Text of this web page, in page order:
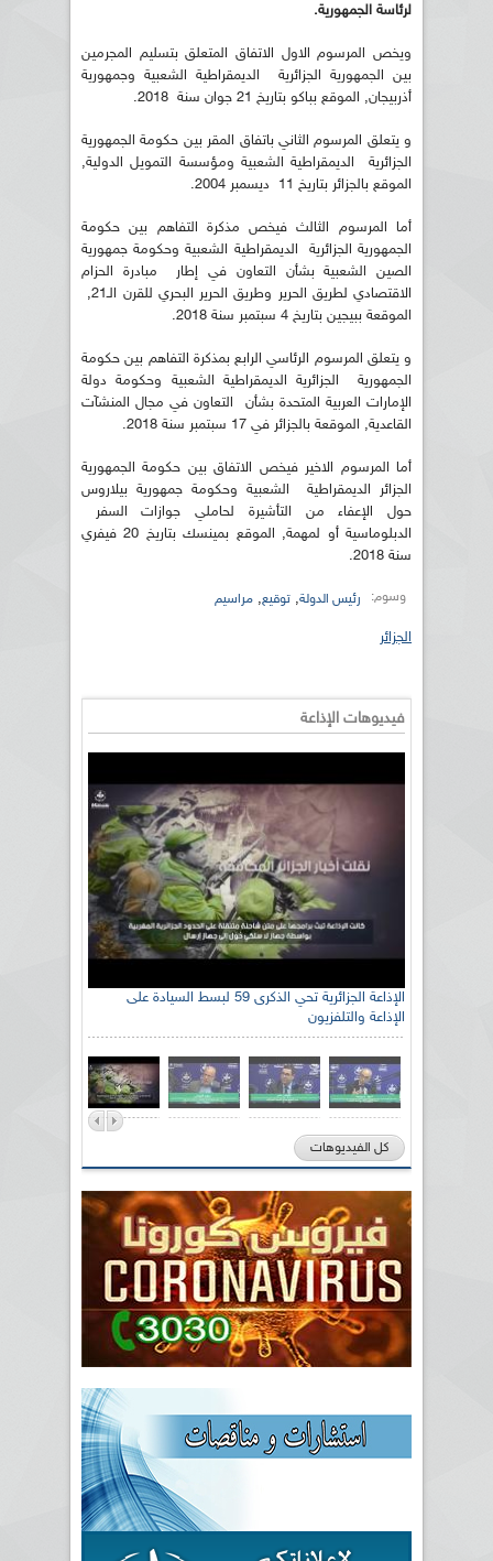
لرئاسة الجمهورية.
ويخص المرسوم الاول الاتفاق المتعلق بتسليم المجرمين
بين الجمهورية الجزائرية الديمقراطية الشعبية وجمهورية
أذربيجان, الموقع بباكو بتاريخ 21 جوان سنة 2018.
و يتعلق المرسوم الثاني باتفاق المقر بين حكومة الجمهورية
الجزائرية الديمقراطية الشعبية ومؤسسة التمويل الدولية,
الموقع بالجزائر بتاريخ 11 ديسمبر 2004.
أما المرسوم الثالث فيخص مذكرة التفاهم بين حكومة
الجمهورية الجزائرية الديمقراطية الشعبية وحكومة جمهورية
الصين الشعبية بشأن التعاون في إطار مبادرة الحزام
الاقتصادي لطريق الحرير وطريق الحرير البحري للقرن الـ21,
الموقعة ببيجين بتاريخ 4 سبتمبر سنة 2018.
و يتعلق المرسوم الرئاسي الرابع بمذكرة التفاهم بين حكومة
الجمهورية الجزائرية الديمقراطية الشعبية وحكومة دولة
الإمارات العربية المتحدة بشأن التعاون في مجال المنشآت
القاعدية, الموقعة بالجزائر في 17 سبتمبر سنة 2018.
أما المرسوم الاخير فيخص الاتفاق بين حكومة الجمهورية
الجزائر الديمقراطية الشعبية وحكومة جمهورية بيلاروس
حول الإعفاء من التأشيرة لحاملي جوازات السفر
الدبلوماسية أو لمهمة, الموقع بمينسك بتاريخ 20 فيفري
سنة 2018.
وسوم: رئيس الدولة, توقيع, مراسيم
الجزائر
فيديوهات الإذاعة
الإذاعة الجزائرية تحي الذكرى 59 لبسط السيادة على
الإذاعة والتلفزيون
كل الفيديوهات